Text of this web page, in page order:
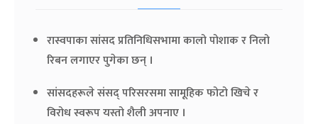
रास्वपाका सांसद प्रतिनिधिसभामा कालो पोशाक र निलो
रिबन लगाएर पुगेका छन् ।
सांसदहरूले संसद् परिसरसमा सामूहिक फोटो खिचे र
विरोध स्वरूप यस्तो शैली अपनाए ।